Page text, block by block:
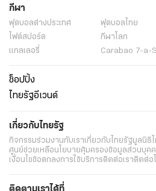
กีฬา
ฟุตบอลต่่างประเทศ ฟุตบอลไทย
ไฟต์สปอร์ต
กีฬาโลก
แกลเลอรี่
Carabao 7-a-
ช็อปปิ้ง
ไทยรัฐอีเวนต์
เกี่ยวกับไทยรัฐ
กิจกรรมร่วมงานกับเราเกี่ยวกับไทยรัฐมูลนิธิ
ศูนย์ช่วยเหลือนโยบายคุ้มครองข้อมูลส่วนบุค
เงื่อนไขข้อตกลงการใช้บริการติดต่อเราติดต่อ